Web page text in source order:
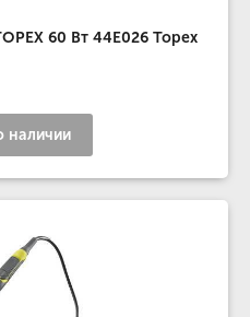
60 Вт 44E026 Topex
наличии